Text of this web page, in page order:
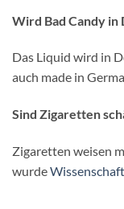
Wird Bad Candy
Das Liquid wird in
auch made in
Sind Zigaretten
Zigaretten weisen
wurde